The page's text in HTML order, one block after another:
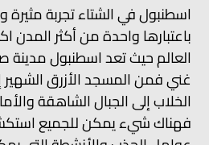
اسطنبول في الشتاء تجربة
باعتبارها واحدة من أكثر المدن
العالم حيث تعد اسطنبول مدينة
غني فمن المسجد الأزرق
الخلاب إلى الجبال الشاهقة
فهناك شيء يمكن للجميع